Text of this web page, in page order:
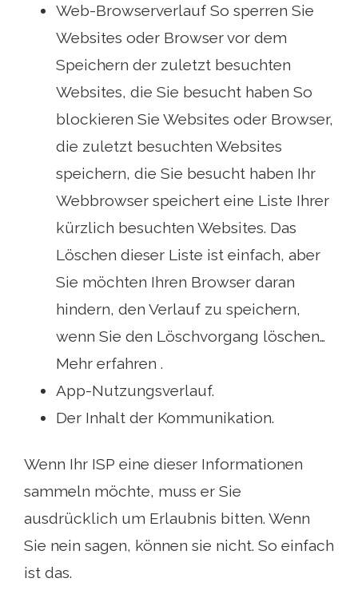
Web-Browserverlauf So sperren Sie
Websites oder Browser vor dem
Speichern der zuletzt besuchten
Websites, die Sie besucht haben So
blockieren Sie Websites oder Browser,
die zuletzt besuchten Websites
speichern, die Sie besucht haben Ihr
Webbrowser speichert eine Liste Ihrer
kürzlich besuchten Websites. Das
Löschen dieser Liste ist einfach, aber
Sie möchten Ihren Browser daran
hindern, den Verlauf zu speichern,
wenn Sie den Löschvorgang löschen…
Mehr erfahren .
App-Nutzungsverlauf.
Der Inhalt der Kommunikation.
Wenn Ihr ISP eine dieser Informationen
sammeln möchte, muss er Sie
ausdrücklich um Erlaubnis bitten. Wenn
Sie nein sagen, können sie nicht. So einfach
ist das.